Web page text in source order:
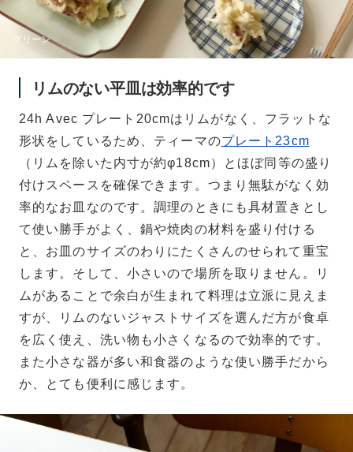
グリーン
リムのない平皿は効率的です
24h Avec プレート20cmはリムがなく、フラットな
形状をしているため、ティーマのプレート23cm
（リムを除いた内寸が約φ18cm）とほぼ同等の盛り
付けスペースを確保できます。つまり無駄がなく効
率的なお皿なのです。調理のときにも具材置きとし
て使い勝手がよく、鍋や焼肉の材料を盛り付ける
と、お皿のサイズのわりにたくさんのせられて重宝
します。そして、小さいので場所を取りません。リ
ムがあることで余白が生まれて料理は立派に見えま
すが、リムのないジャストサイズを選んだ方が食卓
を広く使え、洗い物も小さくなるので効率的です。
また小さな器が多い和食器のような使い勝手だから
か、とても便利に感じます。